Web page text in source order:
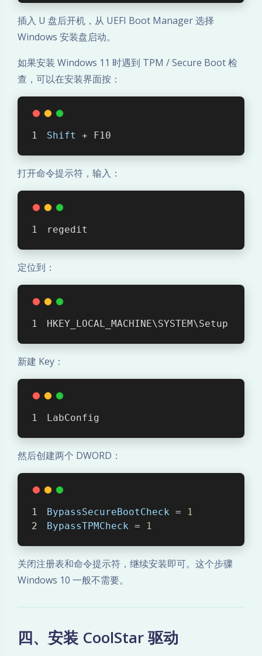
h
/
G
l
b
e
键
修
复
与
自
动
旋
转
排
查
插入 U 盘后开机，从 UEFI Boot Manager 选择
Windows 安装盘启动。
如果安装 Windows 11 时遇到 TPM / Secure Boot 检
查，可以在安装界面按：
Shift + F10
打开命令提示符，输入：
regedit
定位到：
HKEY_LOCAL_MACHINE\SYSTEM\Setup
新建 Key：
LabConfig
然后创建两个 DWORD：
BypassSecureBootCheck =
1
BypassTPMCheck = 1
关闭注册表和命令提示符，继续安装即可。这个步骤
Windows 10 一般不需要。
四、安装 CoolStar 驱动